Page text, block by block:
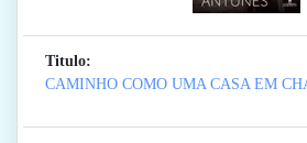
Titulo:
CAMINHO COMO UMA CASA EM